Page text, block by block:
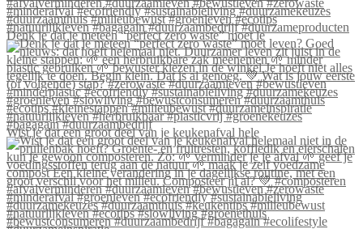
Denk je dat je meteen “perfect zero waste” moet le
Wist je dat een groot deel van je keukenafval hele